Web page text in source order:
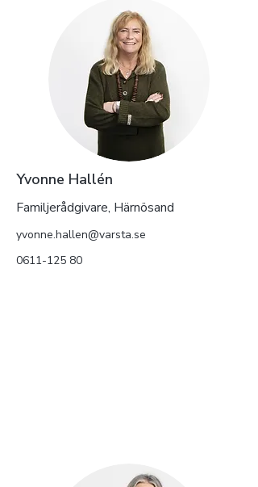
Yvonne Hallén
Familjerådgivare, Härnösand
yvonne.hallen@varsta.se
0611-125 80